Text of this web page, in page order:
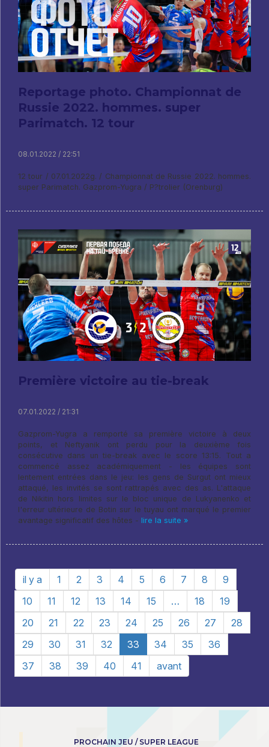
Reportage photo. Championnat de
Russie 2022. hommes. super
Parimatch. 12 tour
08.01.2022 / 22:51
12 tour / 07.01.2022g. / Championnat de Russie 2022. hommes.
super Parimatch. Gazprom-Yugra / P?trolier (Orenburg)
Première victoire au tie-break
07.01.2022 / 21:31
Gazprom-Yugra a remporté sa première victoire à deux
points, et Neftyanik ont ​​perdu pour la deuxième fois
consécutive dans un tie-break avec le score 13:15. Tout a
commencé assez académiquement - les équipes sont
lentement entrées dans le jeu: les gens de Surgut ont mieux
attaqué, les invités se sont rattrapés avec des as. L'attaque
de Nikitin hors limites sur le bloc unique de Lukyanenko et
l'erreur ultérieure de Botin sur le tuyau ont marqué le premier
avantage significatif des hôtes - lire la suite »
il y a 1 2 3 4 5 6 7 8
9
10
11 12 13 14 15 … 18
19
20
21 22 23 24 25 26 27
28
29
30 31 32 33 34 35
36
37
38 39 40 41 avant
PROCHAIN JEU / SUPER LEAGUE